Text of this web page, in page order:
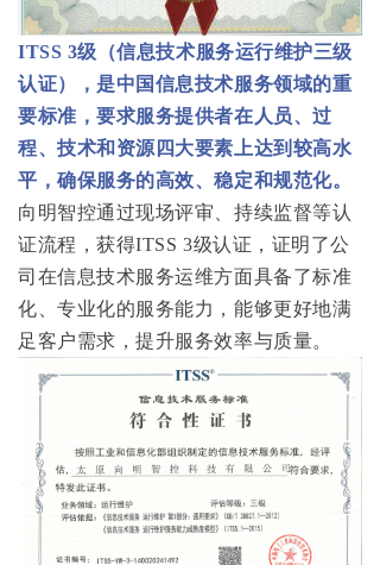
ITSS 3级（信息技术服务运行维护三级
认证），是中国信息技术服务领域的重
要标准，要求服务提供者在人员、过
程、技术和资源四大要素上达到较高水
平，确保服务的高效、稳定和规范化。
向明智控通过现场评审、持续监督等认
证流程，获得ITSS 3级认证，证明了公
司在信息技术服务运维方面具备了标准
化、专业化的服务能力，能够更好地满
足客户需求，提升服务效率与质量。